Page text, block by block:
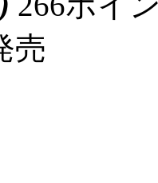
売